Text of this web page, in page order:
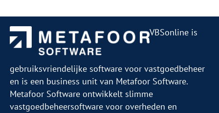
VBSonline is
gebruiksvriendelijke software voor vastgoedbeheer
en is een business unit van Metafoor Software.
Metafoor Software ontwikkelt slimme
vastgoedbeheersoftware voor overheden en